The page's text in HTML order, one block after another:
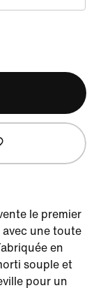
le premier
une toute
en
souple et
pour un